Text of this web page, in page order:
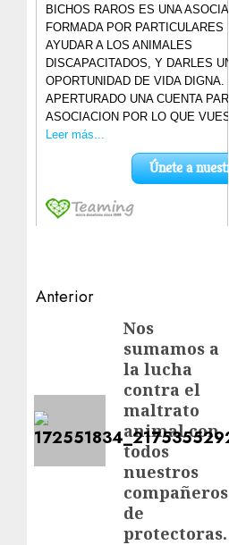
Navegación
entradas
Anterior
Nos
sumamos a
la lucha
contra el
maltrato
animal con
todos
nuestros
compañeros
de
protectoras.